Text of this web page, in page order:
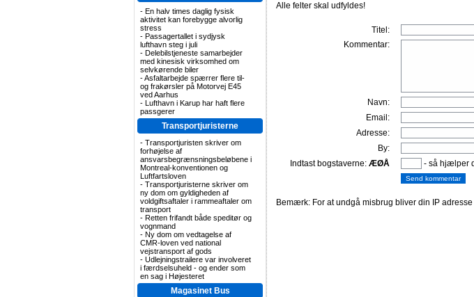
- En halv times daglig fysisk
aktivitet kan forebygge alvorlig
stress
- Passagertallet i sydjysk
lufthavn steg i juli
- Delebilstjeneste samarbejder
med kinesisk virksomhed om
selvkørende biler
-Asfaltarbejde spærrer flere til-
og frakørsler på Motorvej E45
ved Aarhus
- Lufthavn i Karup har haft flere
passgerer
Transportjuristerne
- Transportjuristen skriver om
forhøjelse af
ansvarsbegrænsningsbeløbene i
Montreal-konventionen og
Luftfartsloven
- Transportjuristerne skriver om
ny dom om gyldigheden af
voldgiftsaftaler i rammeaftaler om
transport
- Retten frifandt både speditør og
vognmand
- Ny dom om vedtagelse af
CMR-loven ved national
vejstransport af gods
- Udlejningstrailere var involveret
i færdselsuheld - og ender som
en sag i Højesteret
Magasinet Bus
Alle felter skal udfyldes!
Titel:
Kommentar:
Navn:
Email:
Adresse:
By:
Indtast bogstaverne: ÆØÅ - så hjælper
Bemærk: For at undgå misbrug bliver din IP